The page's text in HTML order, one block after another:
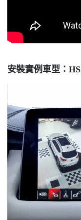
安裝實例車型：HS